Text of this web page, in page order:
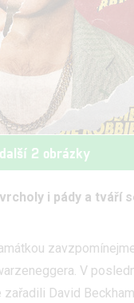
2 obrázky
i pády a tváří
V
David